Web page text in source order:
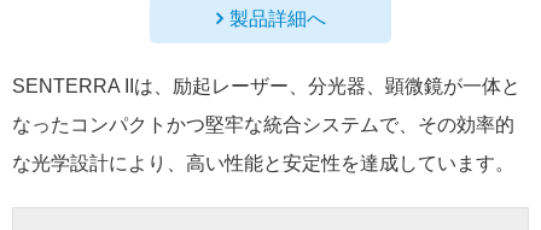
製品詳細へ
SENTERRA IIは、励起レーザー、分光器、顕微鏡が一体と
なったコンパクトかつ堅牢な統合システムで、その効率的
な光学設計により、高い性能と安定性を達成しています。